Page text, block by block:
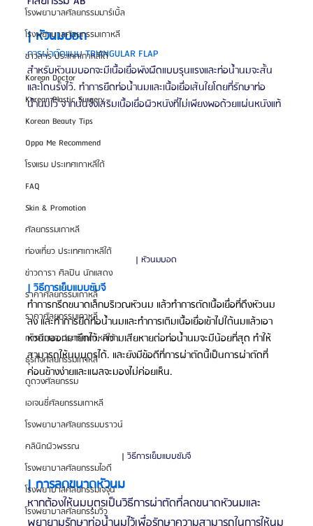
โรงพยาบาลศัลยกรรมมาร์เบิ้ล
โรงพยาบาลศัลยกรรมเกาหลี
ข่าวสาร ประเทศเกาหลีใต้
Korean Doctor
Korean Plastic Surgery
Korean Beauty Tips
Oppa Me Recommend
โรงแรม ประเทศเกาหลีใต้
FAQ
Skin & Promotion
ศัลยกรรมเกาหลี
ท่องเที่ยว ประเทศเกาหลีใต้
ข่าวดารา ศิลปิน นักแสดง
ราคาศัลยกรรมเกาหลี
ราคาศัลยกรรมเกาหลี
การศึกษา ประเทศเกาหลีใต้
ธุรกิจศัลยกรรมเกาหลี
ดูดวงศัลยกรรม
เอเจนซี่ศัลยกรรมเกาหลี
โรงพยาบาลศัลยกรรมบราวน์
คลินิกผิวพรรณ
โรงพยาบาลศัลยกรรมไอดี
โรงพยาบาลศัลยกรรมเจจุน
โรงพยาบาลศัลยกรรมวิว
| หัวนมบอด
การผ่าตัดแบบ TRIANGULAR FLAP
สำหรับหัวนมบอกจะมีเนื้อเยื่อพังผืดแบบรุนแรงและท่อน้ำนมจะสั้น
และโดนรั้งไว้. ทำการยืดท่อน้ำนมและเนื้อเยื่อเส้นใยโดยที่รักษาท่อ
น้ำนมไว้ จากนั้นจึงเสริมเนื้อเยื่อผิวหนังที่ไม่เพียงพอด้วยแผ่นหนังแท้
| หัวนมบอด
| วิธีการเย็บแบบซัมจี
ทำการกรีดขนาดเล็กบริเวณหัวนม แล้วทำการตัดเนื้อเยื่อที่ดึงหัวนม
ลง และทำการยืดท่อน้ำนมและทำการเติมเนื้อเยื่อเข้าไปใต้นมแล้วเอา
หัวนมออกมายึดไว้. ความเสียหายต่อท่อน้ำนมจะมีน้อยที่สุด ทำให้
สามารถให้นมบุตรได้. และยังมีข้อดีที่การผ่าตัดนี้เป็นการผ่าตัดที่
ค่อนข้างง่ายและแผลจะมองไม่ค่อยเห็น.
| วิธีการเย็บแบบซัมจี
| การลดขนาดหัวนม
หากต้องให้นมบุตรเป็นวิธีการผ่าตัดที่ลดขนาดหัวนมและ